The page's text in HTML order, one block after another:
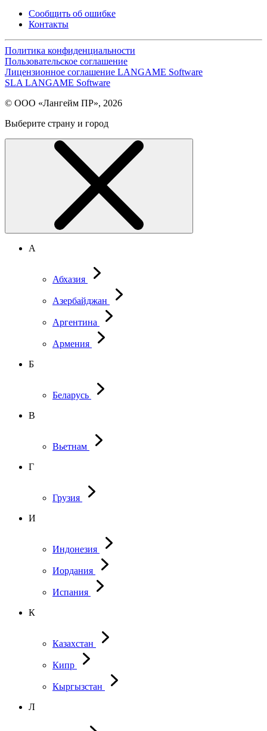
Сообщить об ошибке
Контакты
Политика конфиденциальности
Пользовательское соглашение
Лицензионное соглашение LANGAME Software
SLA LANGAME Software
© ООО «Лангейм ПР», 2026
Выберите страну и город
А
Абхазия
Азербайджан
Аргентина
Армения
Б
Беларусь
В
Вьетнам
Г
Грузия
И
Индонезия
Иордания
Испания
К
Казахстан
Кипр
Кыргызстан
Л